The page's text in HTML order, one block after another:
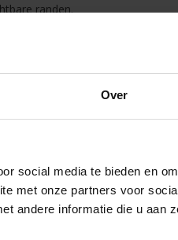
Over
social media te bieden en
met onze partners voor
andere informatie die u aan
randen.
tegen krassen op de vloer
voor eenvoudig verplaatsen
Brabantia PerfectFit afvalzakken
staal